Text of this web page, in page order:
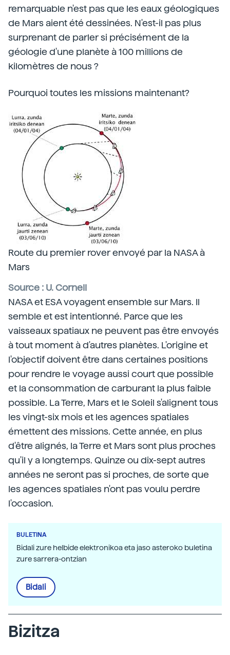
remarquable n'est pas que les eaux géologiques
de Mars aient été dessinées. N'est-il pas plus
surprenant de parler si précisément de la
géologie d'une planète à 100 millions de
kilomètres de nous ?
Pourquoi toutes les missions maintenant?
Route du premier rover envoyé par la NASA à
Mars
Source : U. Cornell
NASA et ESA voyagent ensemble sur Mars. Il
semble et est intentionné. Parce que les
vaisseaux spatiaux ne peuvent pas être envoyés
à tout moment à d'autres planètes. L'origine et
l'objectif doivent être dans certaines positions
pour rendre le voyage aussi court que possible
et la consommation de carburant la plus faible
possible. La Terre, Mars et le Soleil s'alignent tous
les vingt-six mois et les agences spatiales
émettent des missions. Cette année, en plus
d'être alignés, la Terre et Mars sont plus proches
qu'il y a longtemps. Quinze ou dix-sept autres
années ne seront pas si proches, de sorte que
les agences spatiales n'ont pas voulu perdre
l'occasion.
BULETINA
Bidali zure helbide elektronikoa eta jaso asteroko buletina
zure sarrera-ontzian
Bidali
Bizitza